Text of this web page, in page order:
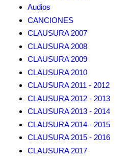
Audios
CANCIONES
CLAUSURA 2007
CLAUSURA 2008
CLAUSURA 2009
CLAUSURA 2010
CLAUSURA 2011 - 2012
CLAUSURA 2012 - 2013
CLAUSURA 2013 - 2014
CLAUSURA 2014 - 2015
CLAUSURA 2015 - 2016
CLAUSURA 2017